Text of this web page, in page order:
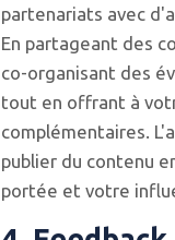
partenariats avec
En partageant des
co-organisant des
tout en offrant à
complémentaires.
publier du contenu
portée et votre